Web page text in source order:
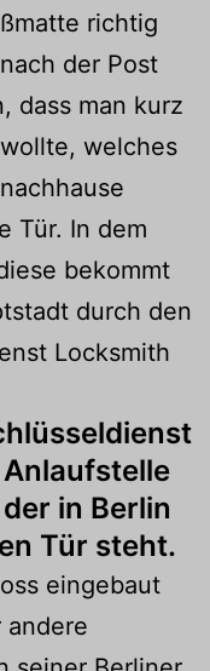
richtig
der Post
dass man kurz
welches
Tür. In dem
bekommt
durch den
Locksmith
in Berlin
Tür steht.
eingebaut
andere